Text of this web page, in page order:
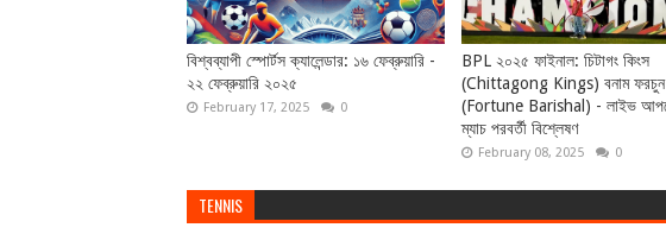
বিশ্বব্যাপী স্পোর্টস ক্যালেন্ডার: ১৬ ফেব্রুয়ারি -
২২ ফেব্রুয়ারি ২০২৫
February 17, 2025 0
BPL ২০২৫ ফাইনাল: চিটাগং কিংস
(Chittagong Kings) বনাম ফরচুন
(Fortune Barishal) - লাইভ
ম্যাচ পরবর্তী বিশ্লেষণ
February 08, 2025 0
TENNIS